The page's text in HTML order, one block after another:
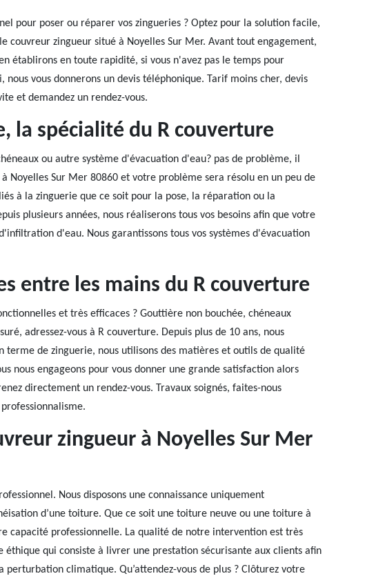
pour poser ou réparer vos zingueries ? Optez pour la solution facile,
couvreur zingueur situé à Noyelles Sur Mer. Avant tout engagement,
établirons en toute rapidité, si vous n'avez pas le temps pour
nous vous donnerons un devis téléphonique. Tarif moins cher, devis
et demandez un rendez-vous.
la spécialité du R couverture
ou autre système d'évacuation d'eau? pas de problème, il
Noyelles Sur Mer 80860 et votre problème sera résolu en un peu de
à la zinguerie que ce soit pour la pose, la réparation ou la
plusieurs années, nous réaliserons tous vos besoins afin que votre
d'eau. Nous garantissons tous vos systèmes d'évacuation
entre les mains du R couverture
et très efficaces ? Gouttière non bouchée, chéneaux
adressez-vous à R couverture. Depuis plus de 10 ans, nous
terme de zinguerie, nous utilisons des matières et outils de qualité
nous engageons pour vous donner une grande satisfaction alors
directement un rendez-vous. Travaux soignés, faites-nous
zingueur à Noyelles Sur Mer
Nous disposons une connaissance uniquement
d’une toiture. Que ce soit une toiture neuve ou une toiture à
capacité professionnelle. La qualité de notre intervention est très
éthique qui consiste à livrer une prestation sécurisante aux clients afin
climatique. Qu’attendez-vous de plus ? Clôturez votre